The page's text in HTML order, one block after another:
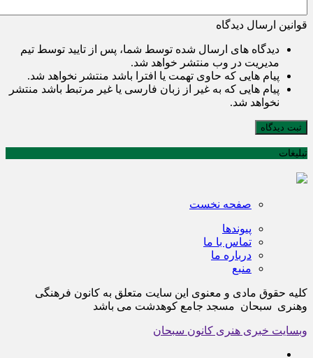
قوانین ارسال دیدگاه
دیدگاه های ارسال شده توسط شما، پس از تایید توسط تیم
مدیریت در وب منتشر خواهد شد.
پیام هایی که حاوی تهمت یا افترا باشد منتشر نخواهد شد.
پیام هایی که به غیر از زبان فارسی یا غیر مرتبط باشد منتشر
نخواهد شد.
ثبت دیدگاه
تبلیغات
صفحه نخست
پیوندها
تماس با ما
درباره ما
منبع
کلیه حقوق مادی و معنوی این سایت متعلق به کانون فرهنگی
وهنری سبحان مسجد جامع کوهدشت می باشد
وبسایت خبری هنری کانون سبحان